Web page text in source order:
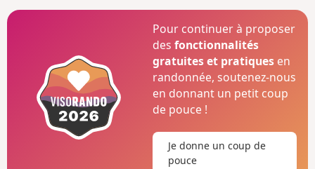
Pour continuer à proposer
desfonctionnalités
gratuites et pratiques en
randonnée, soutenez-nous
en donnant un petit coup
de pouce !
Je donne un coup de
pouce